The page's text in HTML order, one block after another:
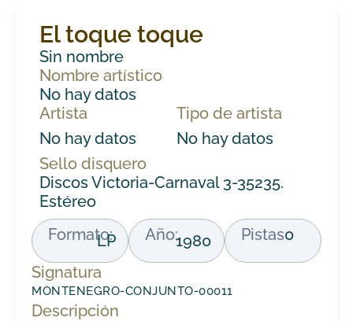
El toque toque
Sin nombre
Nombre artístico
No hay datos
Artista
No hay datos
Tipo de artista
No hay datos
Sello disquero
Discos Victoria-Carnaval 3-35235.
Estéreo
Formato:
LP Año:1980 Pistas0
Signatura
MONTENEGRO-CONJUNTO-00011
Descripción